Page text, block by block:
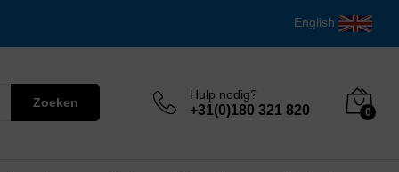
English
Zoeken
Hulp nodig?
+31(0)180 321 820 0